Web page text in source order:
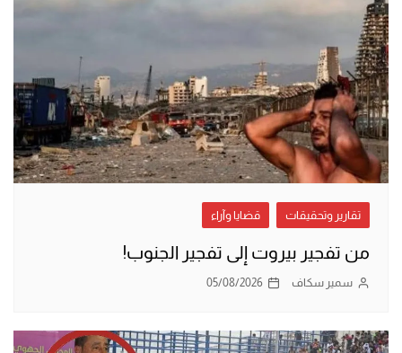
تقارير وتحقيقات قضايا وآراء
من تفجير بيروت إلى تفجير الجنوب!
سمير سكاف 05/08/2026